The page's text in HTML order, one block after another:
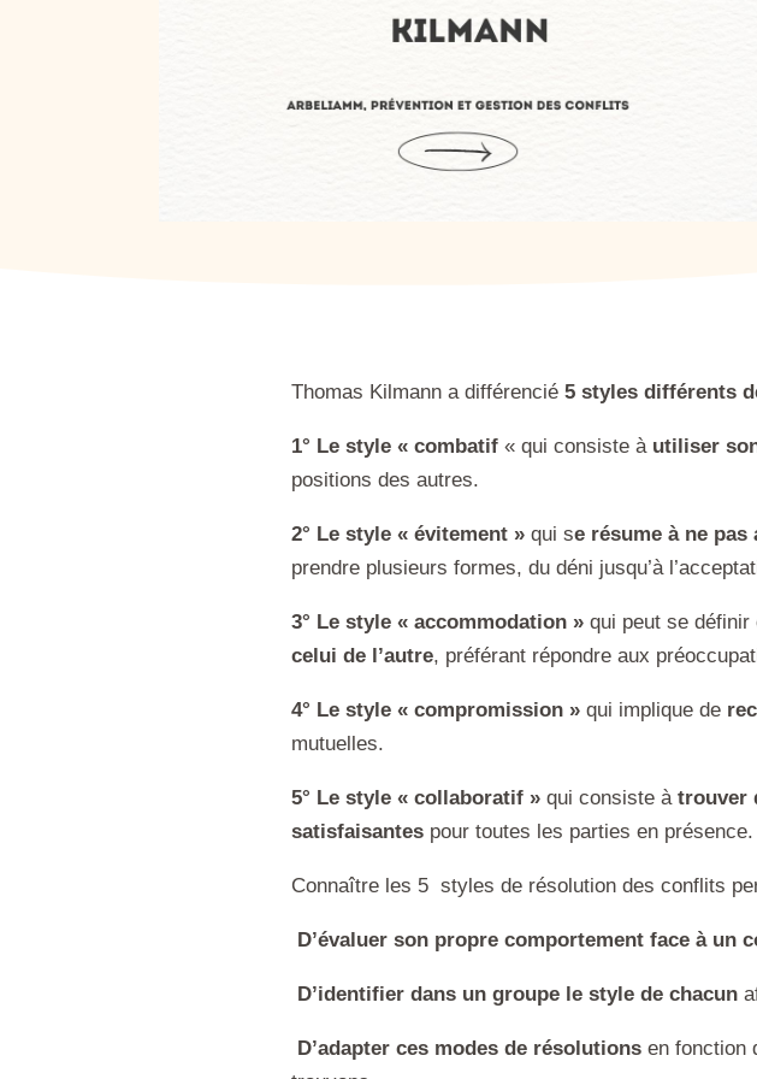
Thomas Kilmann a différencié 5 styles différents
1° Le style « combatif« qui consiste à utiliser
positions des autres.
2° Le style « évitement »qui se résume à ne
prendre plusieurs formes, du déni jusqu’à
3° Le style « accommodation »qui peut se définir
celui de l’autre, préférant répondre aux
4° Le style « compromission »qui implique de
mutuelles.
5° Le style « collaboratif »qui consiste àtrouver
satisfaisantespour toutes les parties en présence.
Connaître les 5 styles de résolution des conflits
D’évaluer son propre comportement face à un
D’identifier dans un groupe le style de chacun
D’adapter ces modes de résolutionsen fonction